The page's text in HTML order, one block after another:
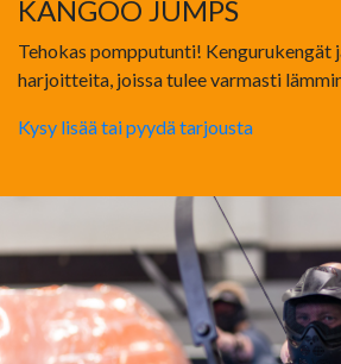
KANGOO JUMPS
Tehokas pompputunti! Kengurukengät
harjoitteita, joissa tulee varmasti
Kysy lisää tai pyydä tarjousta